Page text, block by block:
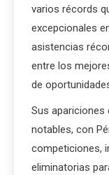
varios récords
excepcionales
asistencias
entre los
de
Sus
notables, con
competiciones,
eliminatorias